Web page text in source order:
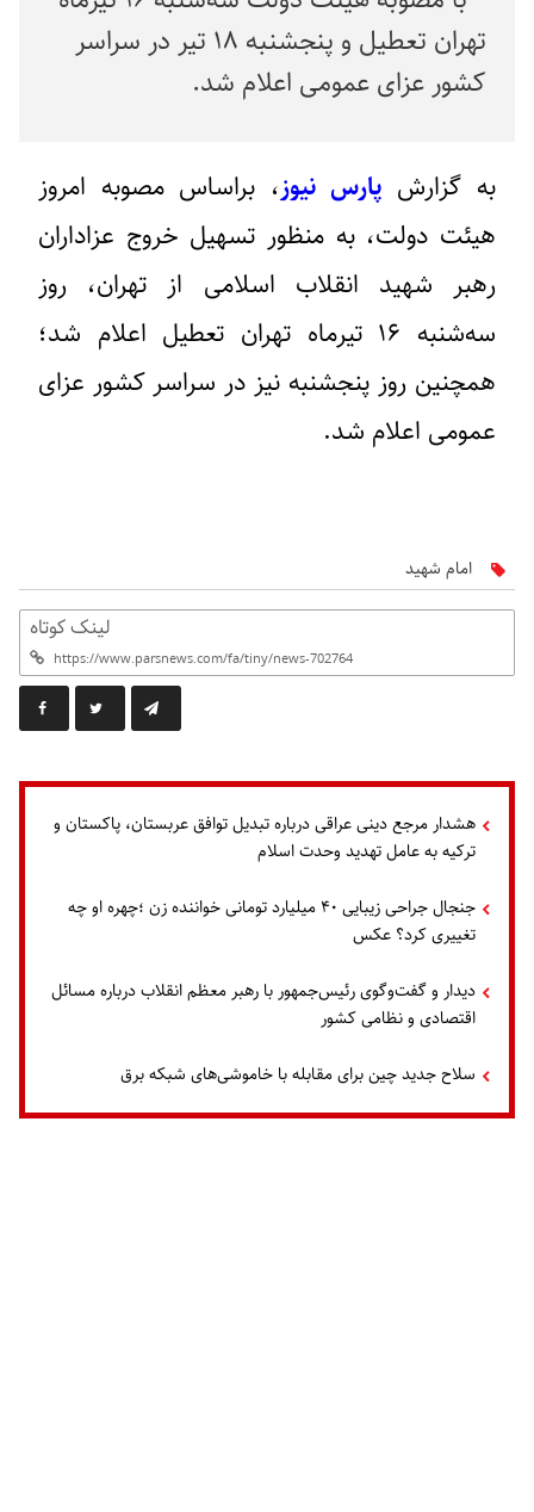
تهران تعطیل و پنجشنبه ۱۸ تیر در سراسر
کشور عزای عمومی اعلام شد.
به گزارش پارس نیوز، براساس مصوبه امروز
هیئت دولت، به منظور تسهیل خروج عزاداران
رهبر شهید انقلاب اسلامی از تهران، روز
سه‌شنبه ۱۶ تیرماه تهران تعطیل اعلام شد؛
همچنین روز پنجشنبه نیز در سراسر کشور عزای
عمومی اعلام شد.
امام شهید
لینک کوتاه
هشدار مرجع دینی عراقی درباره تبدیل توافق عربستان، پاکستان و
ترکیه به عامل تهدید وحدت اسلام
جنجال جراحی زیبایی ۴۰ میلیارد تومانی خواننده زن ؛چهره او چه
تغییری کرد؟ عکس
دیدار و گفت‌وگوی رئیس‌جمهور با رهبر معظم انقلاب درباره مسائل
اقتصادی و نظامی کشور
سلاح جدید چین برای مقابله با خاموشی‌های شبکه برق